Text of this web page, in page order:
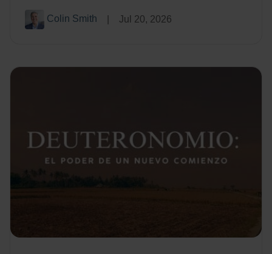
Colin Smith Jul 20, 2026